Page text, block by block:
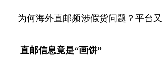
为何海外直邮频涉假货问题？平台又
直邮信息竟是“画饼”